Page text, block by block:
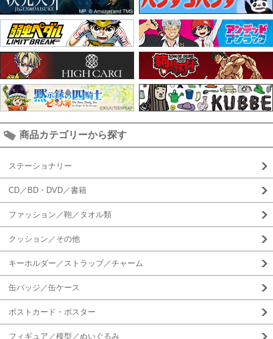
商品カテゴリーから探す
ステーショナリー
CD／BD・DVD／書籍
ファッション／鞄／タオル類
クッション／その他
キーホルダー／ストラップ／チャーム
缶バッジ／缶ケース
ポストカード・ポスター
フィギュア／模型／ぬいぐるみ